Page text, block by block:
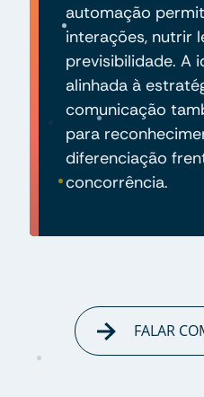
automação
interações, nutrir
previsibilidade. A
alinhada à
comunicação
para
diferenciação
concorrência.
FALAR